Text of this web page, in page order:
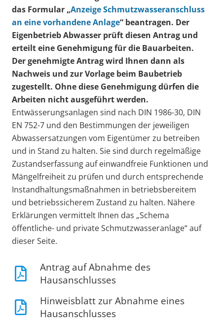
das Formular „Anzeige Schmutzwasseranschluss
an eine vorhandene Anlage“ beantragen. Der
Eigenbetrieb Abwasser prüft diesen Antrag und
erteilt eine Genehmigung für die Bauarbeiten.
Der genehmigte Antrag wird Ihnen dann als
Nachweis und zur Vorlage beim Baubetrieb
zugestellt. Ohne diese Genehmigung dürfen die
Arbeiten nicht ausgeführt werden.
Entwässerungsanlagen sind nach DIN 1986-30, DIN
EN 752-7 und den Bestimmungen der jeweiligen
Abwassersatzungen vom Eigentümer zu betreiben
und in Stand zu halten. Sie sind durch regelmäßige
Zustandserfassung auf einwandfreie Funktionen und
Mängelfreiheit zu prüfen und durch entsprechende
Instandhaltungsmaßnahmen in betriebsbereitem
und betriebssicherem Zustand zu halten. Nähere
Erklärungen vermittelt Ihnen das „Schema
öffentliche- und private Schmutzwasseranlage“ auf
dieser Seite.
Antrag auf Abnahme des
Hausanschlusses
Hinweisblatt zur Abnahme eines
Hausanschlusses